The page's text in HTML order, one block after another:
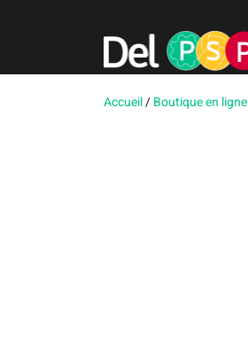
Accueil/Boutique en ligne